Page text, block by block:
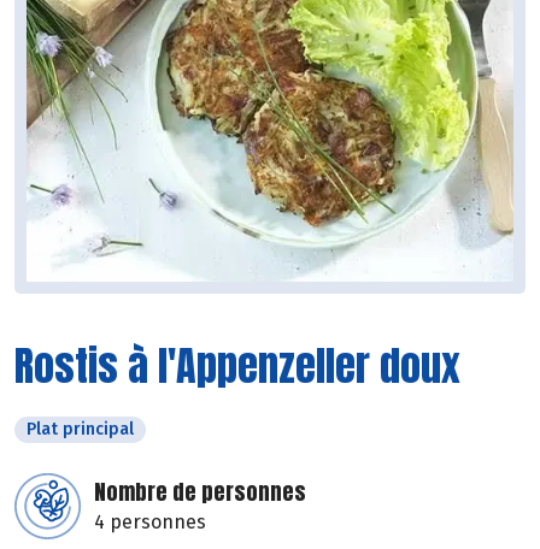
Rostis à l'Appenzeller doux
Plat principal
Nombre de personnes
4 personnes